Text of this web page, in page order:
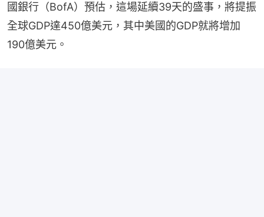
國銀行（BofA）預估，這場延續39天的盛事，將提振
全球GDP達450億美元，其中美國的GDP就將增加
190億美元。